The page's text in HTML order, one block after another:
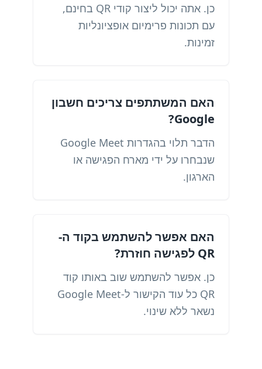
כן. אתה יכול ליצור קודי QR בחינם,
עם תכונות פרימיום אופציונליות
זמינות.
האם המשתתפים צריכים חשבון
Google?
הדבר תלוי בהגדרות Google Meet
שנבחרו על ידי מארח הפגישה או
הארגון.
האם אפשר להשתמש בקוד ה-
QR לפגישה חוזרת?
כן. אפשר להשתמש שוב באותו קוד
QR כל עוד הקישור ל-Google Meet
נשאר ללא שינוי.